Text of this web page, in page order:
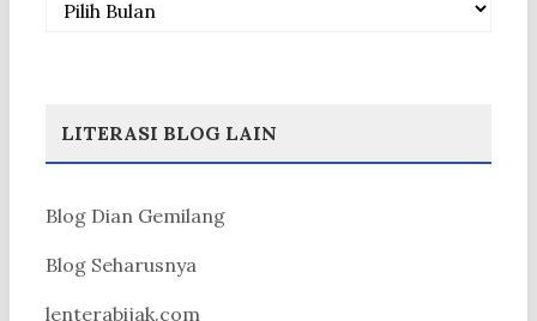
LITERASI BLOG LAIN
Blog Dian Gemilang
Blog Seharusnya
lenterabijak.com